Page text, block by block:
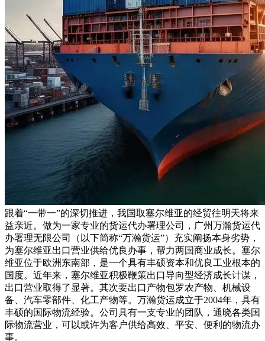
跟着“一带一”的深切推进，我国取塞尔维亚的经贸往明天将来
益亲近。做为一家专业的货运代办署理公司，广州万瀚货运代
办署理无限公司（以下简称“万瀚货运”）充实阐扬本身劣势，
为塞尔维亚出口营业供给优良办事，帮力两国商业成长。塞尔
维亚位于欧洲东南部，是一个具有丰硕资本和优良工业根本的
国度。近年来，塞尔维亚积极鞭策出口导向型经济成长计谋，
出口营业取得了显著。其次要出口产物包罗农产物、机械设
备、汽车零部件、化工产物等。万瀚货运成立于2004年，具有
丰硕的国际物流经验。公司具有一支专业的团队，通晓各类国
际物流营业，可以或许为客户供给高效、平安、便利的物流办
事。